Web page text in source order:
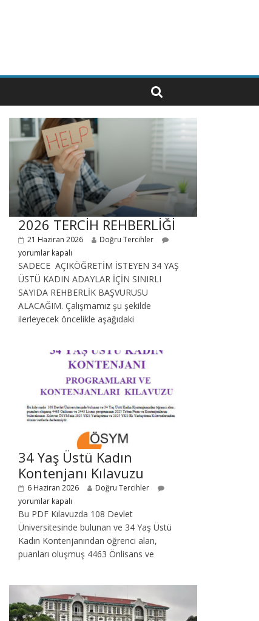
2026 TERCİH REHBERLİĞİ
21 Haziran 2026
Doğru Tercihler
yorumlar kapalı
SADECE AÇIKÖĞRETİM İSTEYEN 34 YAŞ
ÜSTÜ KADIN ADAYLAR İÇİN SINIRLI
SAYIDA REHBERLİK BAŞVURUSU
ALACAĞIM. Çalışmamız şu şekilde
ilerleyecek öncelikle aşağıdaki
34 Yaş Üstü Kadın
Kontenjanı Kılavuzu
6 Haziran 2026
Doğru Tercihler
yorumlar kapalı
Bu PDF Kılavuzda 108 Devlet
Üniversitesinde bulunan ve 34 Yaş Üstü
Kadın Kontenjanından öğrenci alan,
puanları oluşmuş 4463 Önlisans ve